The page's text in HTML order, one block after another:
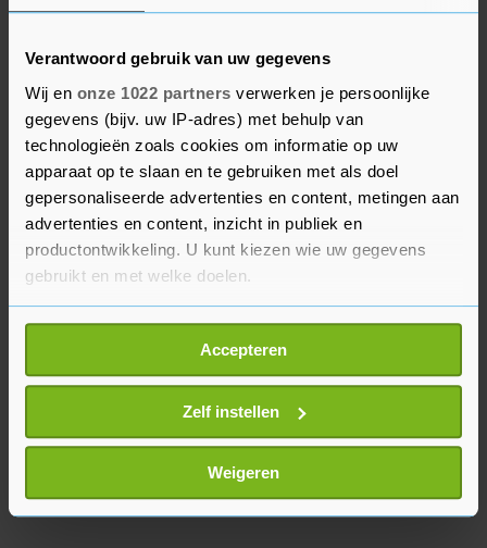
Verantwoord gebruik van uw gegevens
Wij en onze 1022 partners verwerken je persoonlijke
gegevens (bijv. uw IP-adres) met behulp van
technologieën zoals cookies om informatie op uw
apparaat op te slaan en te gebruiken met als doel
gepersonaliseerde advertenties en content, metingen aan
advertenties en content, inzicht in publiek en
productontwikkeling. U kunt kiezen wie uw gegevens
gebruikt en met welke doelen.
Als u het toestaat, willen we ook graag:
Informatie verzamelen over uw geografische
locatie, die tot een paar meter nauwkeurig kan zijn
Uw apparaat identificeren door het actief te
scannen op specifieke eigenschappen (fingerprinting)
Lees meer over hoe uw persoonlijke gegevens worden
verwerkt en stel uw voorkeuren in het
U kunt uw toestemming op elk moment wijzigen of
Accepteren
Zelf instellen
Weigeren
verzetten. Ook het donderdagavond bereikte
compromis is volgens SGP'er Bert-Jan Ruissen
"onrealistisch. We gaan naar stikstofcrisis 2.0".
Finale stemming
De finale stemming van het Europees Parlement
over het akkoord dat de onderhandelaars van
lidstaten en het parlement hebben gesloten,
vindt waarschijnlijk plaats in januari.